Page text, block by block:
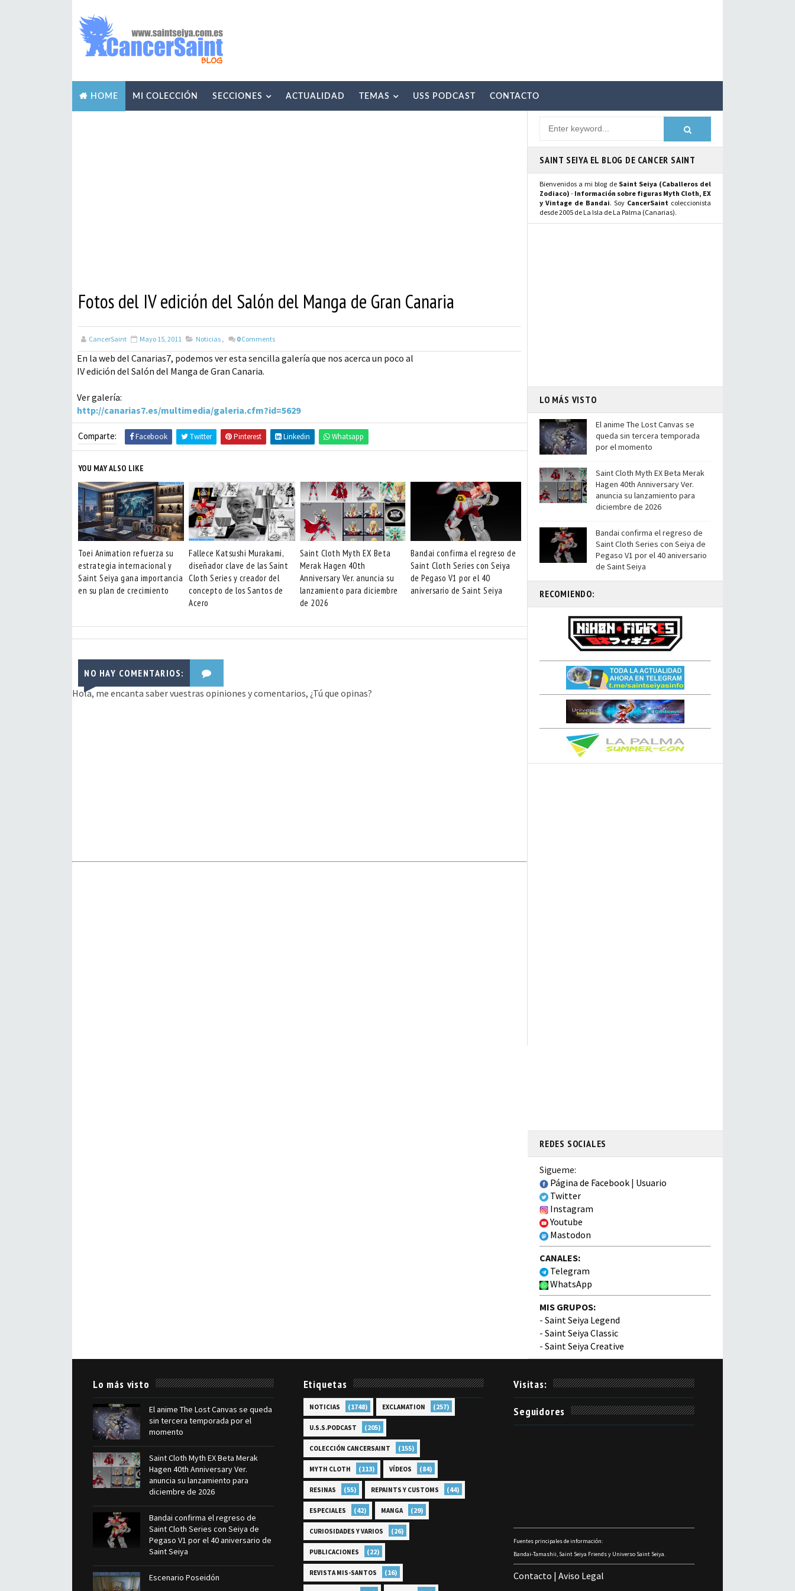
HOME MI COLECCIÓN SECCIONES ACTUALIDAD TEMAS USS PODCAST CONTACTO
Fotos del IV edición del Salón del Manga de Gran Canaria
CancerSaint Mayo 15, 2011 Noticias , 0 Comments
En la web del Canarias7, podemos ver esta sencilla galería que nos acerca un poco al
IV edición del Salón del Manga de Gran Canaria.
Ver galería:
http://canarias7.es/multimedia/galeria.cfm?id=5629
Comparte: Facebook Twitter Pinterest Linkedin Whatsapp
YOU MAY ALSO LIKE
Toei Animation refuerza su
estrategia internacional y
Saint Seiya gana importancia
en su plan de crecimiento
Fallece Katsushi Murakami,
diseñador clave de las Saint
Cloth Series y creador del
concepto de los Santos de
Acero
Saint Cloth Myth EX Beta
Merak Hagen 40th
Anniversary Ver. anuncia su
lanzamiento para diciembre
de 2026
Bandai confirma el regreso de
Saint Cloth Series con Seiya
de Pegaso V1 por el 40
aniversario de Saint Seiya
NO HAY COMENTARIOS:
Hola, me encanta saber vuestras opiniones y comentarios, ¿Tú que opinas?
SAINT SEIYA EL BLOG DE CANCER SAINT
Bienvenidos a mi blog de Saint Seiya (Caballeros del
Zodiaco) - Información sobre figuras Myth Cloth, EX
y Vintage de Bandai. Soy CancerSaint coleccionista
desde 2005 de La Isla de La Palma (Canarias).
LO MÁS VISTO
El anime The Lost Canvas se
queda sin tercera temporada
por el momento
Saint Cloth Myth EX Beta Merak
Hagen 40th Anniversary Ver.
anuncia su lanzamiento para
diciembre de 2026
Bandai confirma el regreso de
Saint Cloth Series con Seiya de
Pegaso V1 por el 40 aniversario
de Saint Seiya
RECOMIENDO:
REDES SOCIALES
Sigueme:
Página de Facebook | Usuario
Twitter
Instagram
Youtube
Mastodon
CANALES:
Telegram
WhatsApp
MIS GRUPOS:
- Saint Seiya Legend
- Saint Seiya Classic
- Saint Seiya Creative
Lo más visto
El anime The Lost Canvas se queda
sin tercera temporada por el
momento
Saint Cloth Myth EX Beta Merak
Hagen 40th Anniversary Ver.
anuncia su lanzamiento para
diciembre de 2026
Bandai confirma el regreso de
Saint Cloth Series con Seiya de
Pegaso V1 por el 40 aniversario de
Saint Seiya
Escenario Poseidón
Etiquetas
NOTICIAS (1748) EXCLAMATION (257)
U.S.S.PODCAST (205)
COLECCIÓN CANCERSAINT (155)
MYTH CLOTH (113) VÍDEOS (84)
RESINAS (55) REPAINTS Y CUSTOMS (44)
ESPECIALES (42) MANGA (29)
CURIOSIDADES Y VARIOS (26)
PUBLICACIONES (22)
REVISTA MIS-SANTOS (16)
Visitas:
Seguidores
Fuentes principales de información:
Bandai-Tamashii, Saint Seiya Friends y Universo Saint Seiya.
Contacto |Aviso Legal